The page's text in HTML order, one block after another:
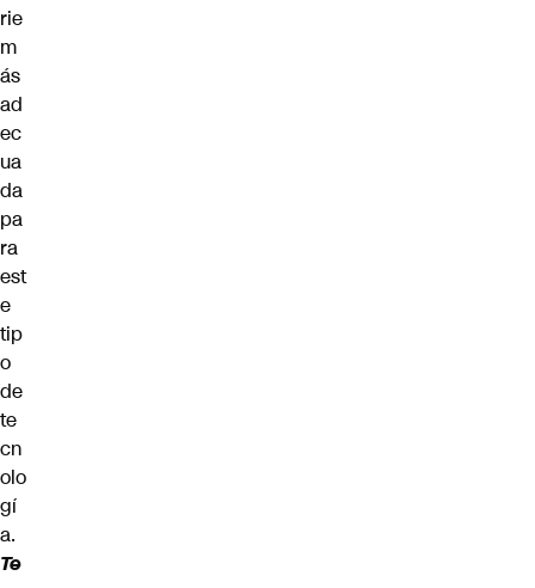
rie
m
ás
ad
ec
ua
da
pa
ra
est
e
tip
o
de
te
cn
olo
gí
a.
Te